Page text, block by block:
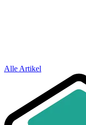
Alle Artikel